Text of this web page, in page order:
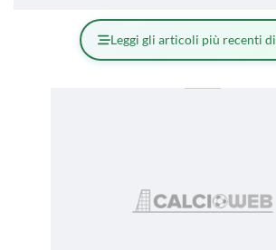
Leggi gli articoli più recenti di